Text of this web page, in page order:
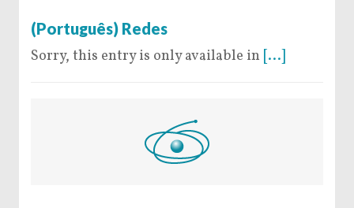
(Português) Redes
Sorry, this entry is only available in [...]